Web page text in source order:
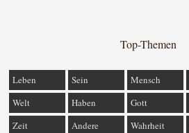
Top-Themen
Leben Sein Mensch
Welt
Haben Gott
Zeit
Andere Wahrheit